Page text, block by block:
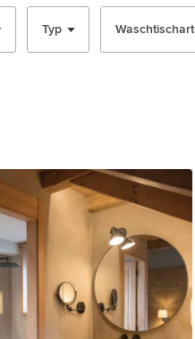
Typ Waschtischart